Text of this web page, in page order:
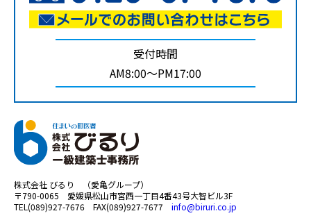
受付時間
AM8:00～PM17:00
株式会社 びるり （愛亀グループ）
〒790-0065 愛媛県松山市宮西一丁目4番43号大智ビル3F
TEL(089)927-7676 FAX(089)927-7677 info@biruri.co.jp